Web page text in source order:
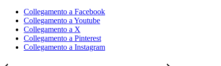
Collegamento a Facebook
Collegamento a Youtube
Collegamento a X
Collegamento a Pinterest
Collegamento a Instagram